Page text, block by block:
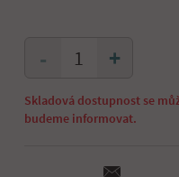
+
-
Skladová dostupnost se
budeme informovat.